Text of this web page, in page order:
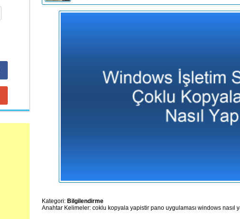
Kategori: Bilgilendirme
Anahtar Kelimeler: coklu kopyala yapistir pano uygulaması windows nasıl